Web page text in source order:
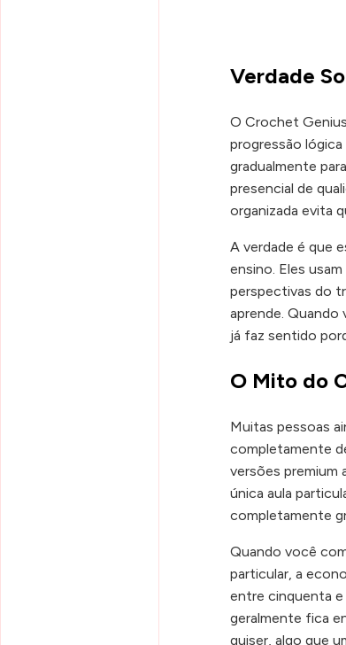
Verdade
O Crochet
progressão
gradualmente
presencial de
organizada evita
A verdade é que
ensino. Eles
perspectivas do
aprende.
já faz sentido
O Mito do
Muitas pessoas
completamente
versões premium
única aula
completamente
Quando você
particular, a
entre cinquenta e
geralmente fica
quiser, algo que